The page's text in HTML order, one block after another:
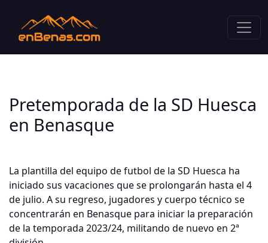
Pretemporada de la SD Huesca
en Benasque
La plantilla del equipo de futbol de la SD Huesca ha
iniciado sus vacaciones que se prolongarán hasta el 4
de julio. A su regreso, jugadores y cuerpo técnico se
concentrarán en Benasque para iniciar la preparación
de la temporada 2023/24, militando de nuevo en 2ª